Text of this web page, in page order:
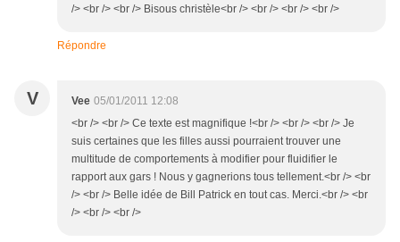
/> <br /> <br /> Bisous christèle<br /> <br /> <br /> <br />
Répondre
V Vee 05/01/2011 12:08
<br /> <br /> Ce texte est magnifique !<br /> <br /> <br /> Je
suis certaines que les filles aussi pourraient trouver une
multitude de comportements à modifier pour fluidifier le
rapport aux gars ! Nous y gagnerions tous tellement.<br /> <br
/> <br /> Belle idée de Bill Patrick en tout cas. Merci.<br /> <br
/> <br /> <br />